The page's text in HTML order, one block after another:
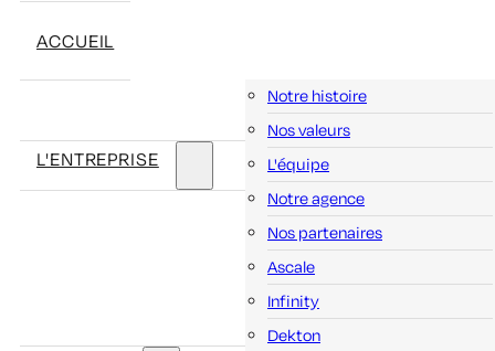
ACCUEIL
L'ENTREPRISE
Notre histoire
Nos valeurs
L'équipe
Notre agence
Nos partenaires
Ascale
Infinity
Dekton